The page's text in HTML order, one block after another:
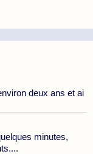
deux ans et ai
minutes,